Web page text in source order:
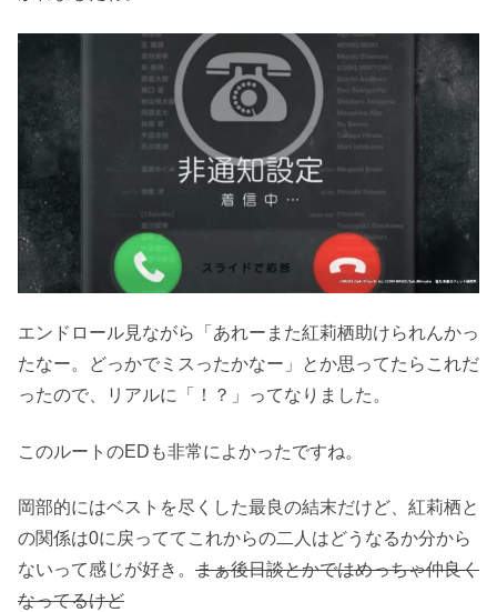
エンドロール見ながら「あれーまた紅莉栖助けられんかっ
たなー。どっかでミスったかなー」とか思ってたらこれだ
ったので、リアルに「！？」ってなりました。
このルートのEDも非常によかったですね。
岡部的にはベストを尽くした最良の結末だけど、紅莉栖と
の関係は0に戻っててこれからの二人はどうなるか分から
ないって感じが好き。 まぁ後日談とかではめっちゃ仲良く
なってるけど